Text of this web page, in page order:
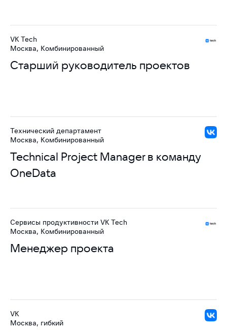
Старший руководитель проектов
VK Tech
Москва, Комбинированный
Technical Project Manager в команду
OneData
Технический департамент
Москва, Комбинированный
Менеджер проекта
Сервисы продуктивности VK Tech
Москва, Комбинированный
VK
Москва, гибкий